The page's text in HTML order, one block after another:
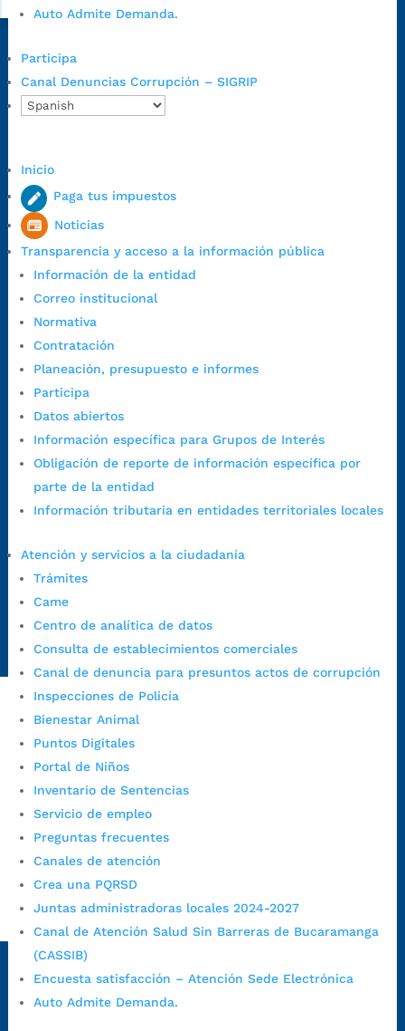
Auto Admite Demanda.
Participa
Canal Denuncias Corrupción – SIGRIP
Inicio
Paga tus impuestos
Noticias
Transparencia y acceso a la información pública
Información de la entidad
Correo institucional
Normativa
Contratación
Planeación, presupuesto e informes
Participa
Datos abiertos
Información específica para Grupos de Interés
Obligación de reporte de información específica por
parte de la entidad
Información tributaria en entidades territoriales locales
Atención y servicios a la ciudadanía
Trámites
Came
Centro de analítica de datos
Consulta de establecimientos comerciales
Canal de denuncia para presuntos actos de corrupción
Inspecciones de Policía
Bienestar Animal
Puntos Digitales
Portal de Niños
Inventario de Sentencias
Servicio de empleo
Preguntas frecuentes
Canales de atención
Crea una PQRSD
Juntas administradoras locales 2024-2027
Canal de Atención Salud Sin Barreras de Bucaramanga
(CASSIB)
Encuesta satisfacción – Atención Sede Electrónica
Auto Admite Demanda.
Dirección Fase I:
Colombia.
Dirección Fase II:Carrera 11 # 34-52, Bucaramanga, Santander,
Horario de Atención:
1:00 p.m. a 5:30 p.m. / viernes jornada continua en el horario de
7:00 a.m. a 5:00 p.m., con 30 minutos de descanso al medio día.
Horario de Atención CAME (Central):
Canal de denuncia para presuntos actos de corrupción:
https://canaldenuncia.bucaramanga.gov.co/
Radique aquí su queja disciplinaria:
https://www.bucaramanga.gov.co/gobierno-ciudadanos-
1/secretarias/oficina-de-control-interno-disciplinario/
@AlcaldíaBGA
Alcaldía de Bucaramanga
Autorización de Tratamiento de Datos Personales
de Tratamiento de Datos Personales
|
Política web y
comunicaciones |Política de derechos de autor